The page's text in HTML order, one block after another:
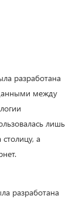
разработана
между
лишь
а
разработана